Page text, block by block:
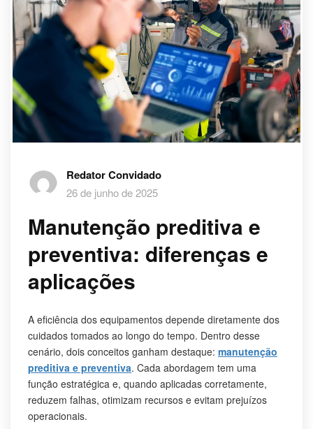
Redator Convidado
26 de junho de 2025
Manutenção preditiva e
preventiva: diferenças e
aplicações
A eficiência dos equipamentos depende diretamente dos
cuidados tomados ao longo do tempo. Dentro desse
cenário, dois conceitos ganham destaque: manutenção
preditiva e preventiva. Cada abordagem tem uma
função estratégica e, quando aplicadas corretamente,
reduzem falhas, otimizam recursos e evitam prejuízos
operacionais.